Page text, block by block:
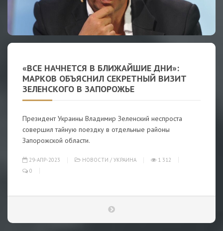
«ВСЕ НАЧНЕТСЯ В БЛИЖАЙШИЕ ДНИ»:
МАРКОВ ОБЪЯСНИЛ СЕКРЕТНЫЙ ВИЗИТ
ЗЕЛЕНСКОГО В ЗАПОРОЖЬЕ
Президент Украины Владимир Зеленский неспроста
совершил тайную поездку в отдельные районы
Запорожской области.
29-АПР-2023 НОВОСТИ / УКРАИНА
1 312
0